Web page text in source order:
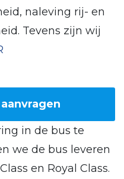
naleving rij- en
Tevens zijn wij
in de bus te
we de bus leveren
en Royal Class.